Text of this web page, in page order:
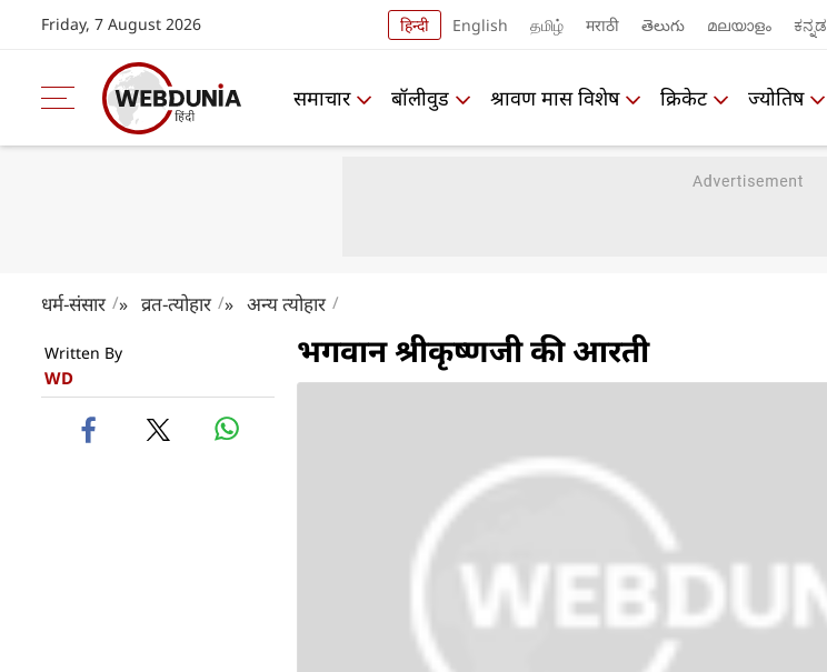
Friday, 7 August 2026 हिन्दी English தமிழ் मराठी తెలుగు മലയാളം ಕನ್ನಡ
समाचार बॉलीवुड श्रावण मास विशेष क्रिकेट ज्योतिष
धर्म-संसार » व्रत-त्योहार » अन्य त्योहार
Written By
WD
भगवान श्रीकृष्णजी की आरती